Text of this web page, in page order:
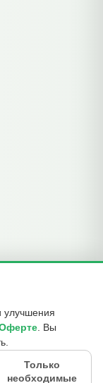
улучшения
. Вы
Только
необходимые